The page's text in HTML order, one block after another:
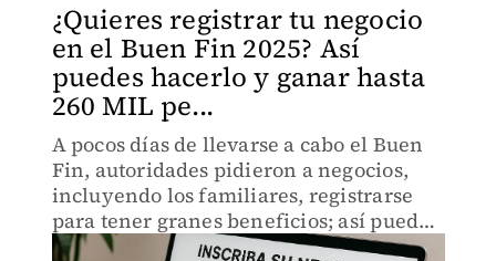
¿Quieres registrar tu negocio
en el Buen Fin 2025? Así
puedes hacerlo y ganar hasta
260 MIL pe...
A pocos días de llevarse a cabo el Buen
Fin, autoridades pidieron a negocios,
incluyendo los familiares, registrarse
para tener granes beneficios; así puedes
hacerlo.